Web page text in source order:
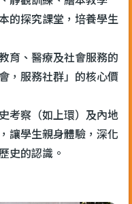
的探究課堂，培養學生
育、醫療及社會服務的
，服務社群」的核心價
考察（如上環）及內地
讓學生親身體驗，深化
史的認識。